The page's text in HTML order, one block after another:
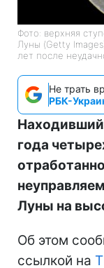
Фото: верхняя
Луны (Getty
лет после
Не трать
РБК-
года
Луны на
Об этом
ссылкой на